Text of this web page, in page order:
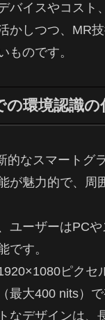
バイスやコスト
かしつつ、MR
ものです。
の環境認識の
的なスマートグ
が魅力的で、周
ユーザーはPC
です。
ピクセ
最大400 nits）
なデザインは、